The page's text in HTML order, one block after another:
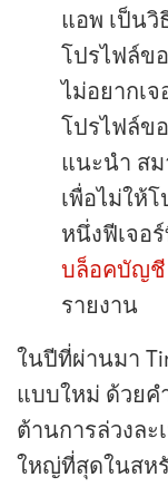
แอพ เป็นวิ
โปรไฟล์ข
ไม่อยากเ
โปรไฟล์ข
แนะนำ ส
เพื่อไม่ให้
หนึ่งฟีเจอ
บล็อคบัญชี
รายงาน
ในปีที่ผ่านมา
แบบใหม่ ด้วยค
ต้านการล่วงละ
ใหญ่ที่สุดในสหรั